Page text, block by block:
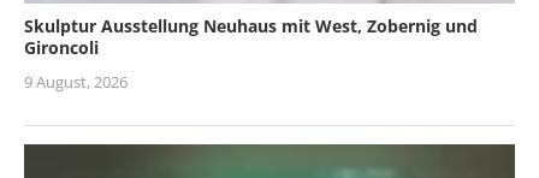
Skulptur Ausstellung Neuhaus mit West, Zobernig und
Gironcoli
9 August, 2026